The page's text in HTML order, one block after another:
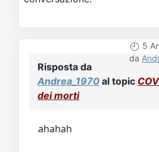
5
da
Risposta da
Andrea_1970 al topic
dei morti
ahahah